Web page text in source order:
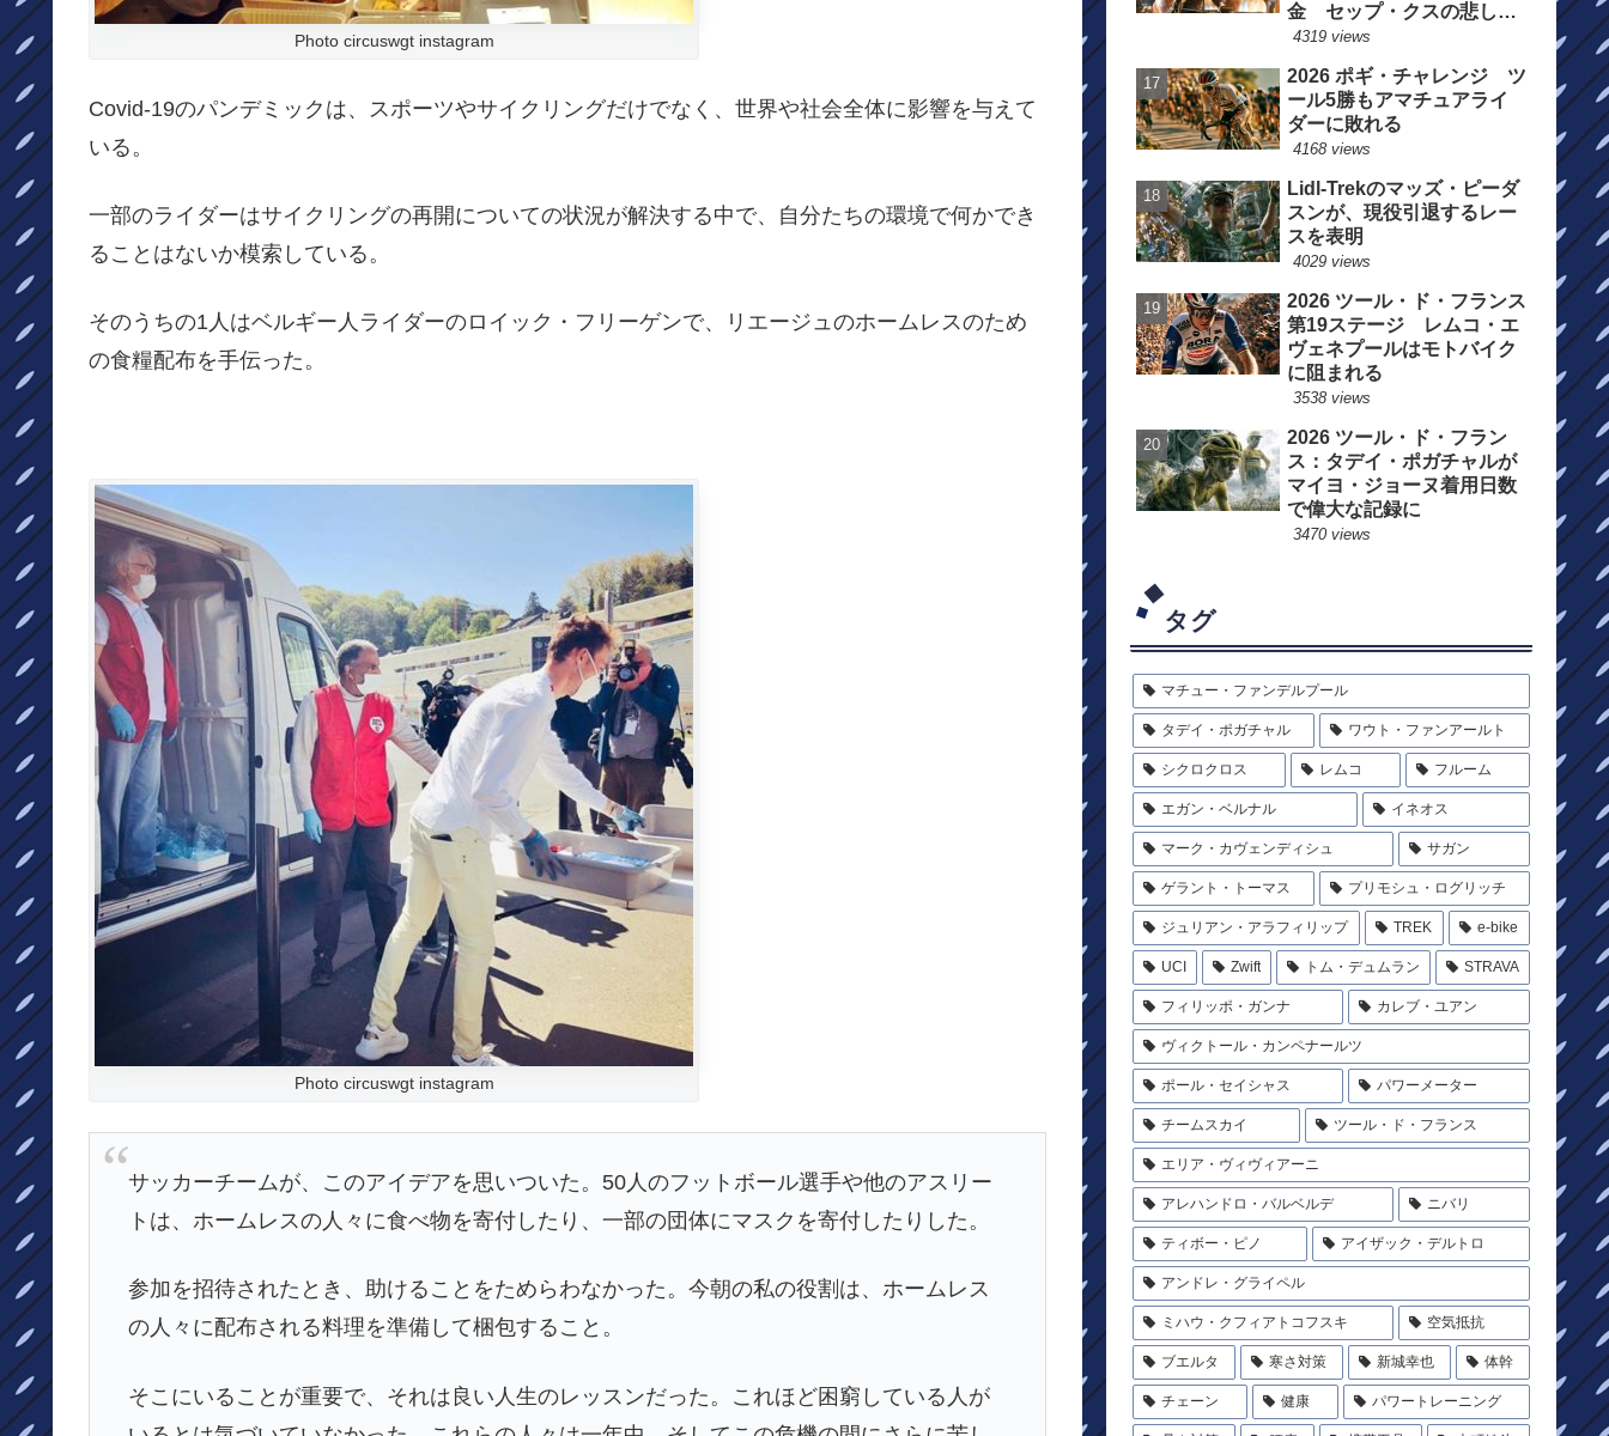
Photo circuswgt instagram
Covid-19のパンデミックは、スポーツやサイクリングだけでなく、世界や社会全体に影響を与えて
いる。
一部のライダーはサイクリングの再開についての状況が解決する中で、自分たちの環境で何かでき
ることはないか模索している。
そのうちの1人はベルギー人ライダーのロイック・フリーゲンで、リエージュのホームレスのため
の食糧配布を手伝った。
Photo circuswgt instagram
サッカーチームが、このアイデアを思いついた。50人のフットボール選手や他のアスリー
トは、ホームレスの人々に食べ物を寄付したり、一部の団体にマスクを寄付したりした。
参加を招待されたとき、助けることをためらわなかった。今朝の私の役割は、ホームレス
の人々に配布される料理を準備して梱包すること。
そこにいることが重要で、それは良い人生のレッスンだった。これほど困窮している人が
金 セップ・クスの悲しい
一日
4319 views
2026 ポギ・チャレンジ ツ
ール5勝もアマチュアライ
ダーに敗れる
4168 views
Lidl-Trekのマッズ・ピーダ
スンが、現役引退するレー
スを表明
4029 views
2026 ツール・ド・フランス
第19ステージ レムコ・エ
ヴェネプールはモトバイク
に阻まれる
3538 views
2026 ツール・ド・フラン
ス：タデイ・ポガチャルが
マイヨ・ジョーヌ着用日数
で偉大な記録に
3470 views
タグ
マチュー・ファンデルプール
タデイ・ポガチャル ワウト・ファンアールト
シクロクロス レムコ フルーム
エガン・ベルナル イネオス
マーク・カヴェンディシュ サガン
ゲラント・トーマス プリモシュ・ログリッチ
ジュリアン・アラフィリップ TREK e-bike
UCI Zwift トム・デュムラン STRAVA
フィリッポ・ガンナ カレブ・ユアン
ヴィクトール・カンペナールツ
ポール・セイシャス パワーメーター
チームスカイ ツール・ド・フランス
エリア・ヴィヴィアーニ
アレハンドロ・バルベルデ ニバリ
ティボー・ピノ アイザック・デルトロ
アンドレ・グライペル
ミハウ・クフィアトコフスキ 空気抵抗
ブエルタ 寒さ対策 新城幸也 体幹
チェーン 健康 パワートレーニング